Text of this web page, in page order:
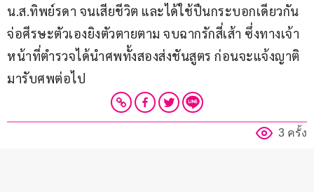
น.ส.ทิพย์รดา จนเสียชีวิต และได้ใช้ปืนกระบอกเดียวกัน
จ่อศีรษะตัวเองยิงตัวตายตาม จบฉากรักสี่เส้า ซึ่งทางเจ้า
หน้าที่ตำรวจได้นำศพทั้งสองส่งชันสูตร ก่อนจะแจ้งญาติ
มารับศพต่อไป
3 ครั้ง